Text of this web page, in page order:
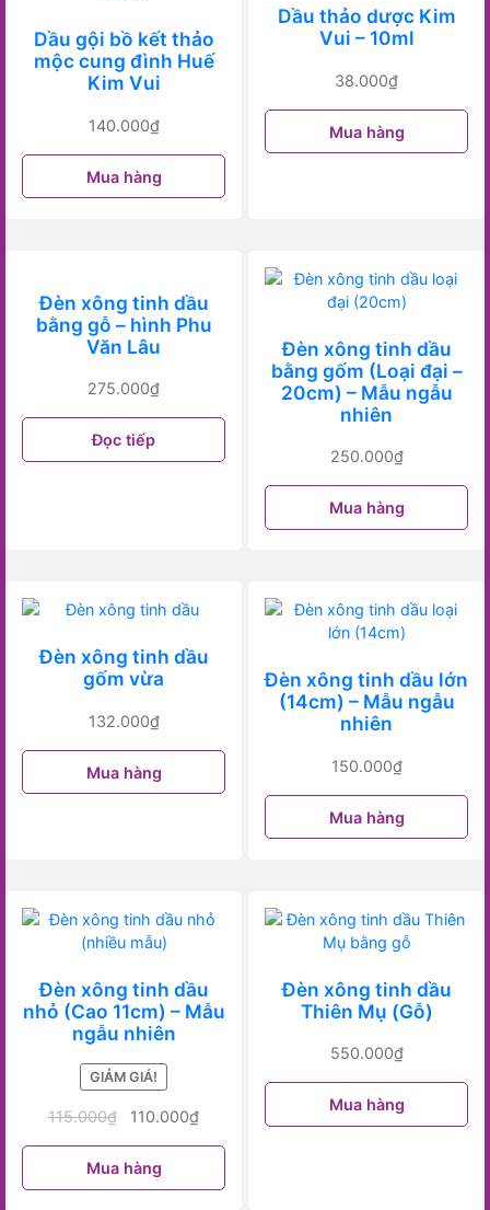
Dầu gội bồ kết thảo
mộc cung đình Huế
Kim Vui
140.000₫
Mua hàng
Dầu thảo dược Kim
Vui – 10ml
38.000₫
Mua hàng
Đèn xông tinh dầu
bằng gỗ – hình Phu
Văn Lâu
275.000₫
Đọc tiếp
Đèn xông tinh dầu
bằng gốm (Loại đại –
20cm) – Mẫu ngẫu
nhiên
250.000₫
Mua hàng
Đèn xông tinh dầu
gốm vừa
132.000₫
Mua hàng
Đèn xông tinh dầu lớn
(14cm) – Mẫu ngẫu
nhiên
150.000₫
Mua hàng
Đèn xông tinh dầu
nhỏ (Cao 11cm) – Mẫu
ngẫu nhiên
GIẢM GIÁ!
115.000₫ 110.000₫
Mua hàng
Đèn xông tinh dầu
Thiên Mụ (Gỗ)
550.000₫
Mua hàng